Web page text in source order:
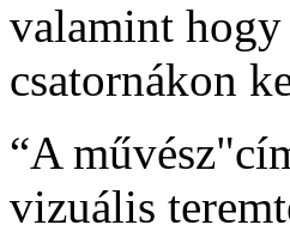
valamint hogy
csatornákon
“A
vizuális